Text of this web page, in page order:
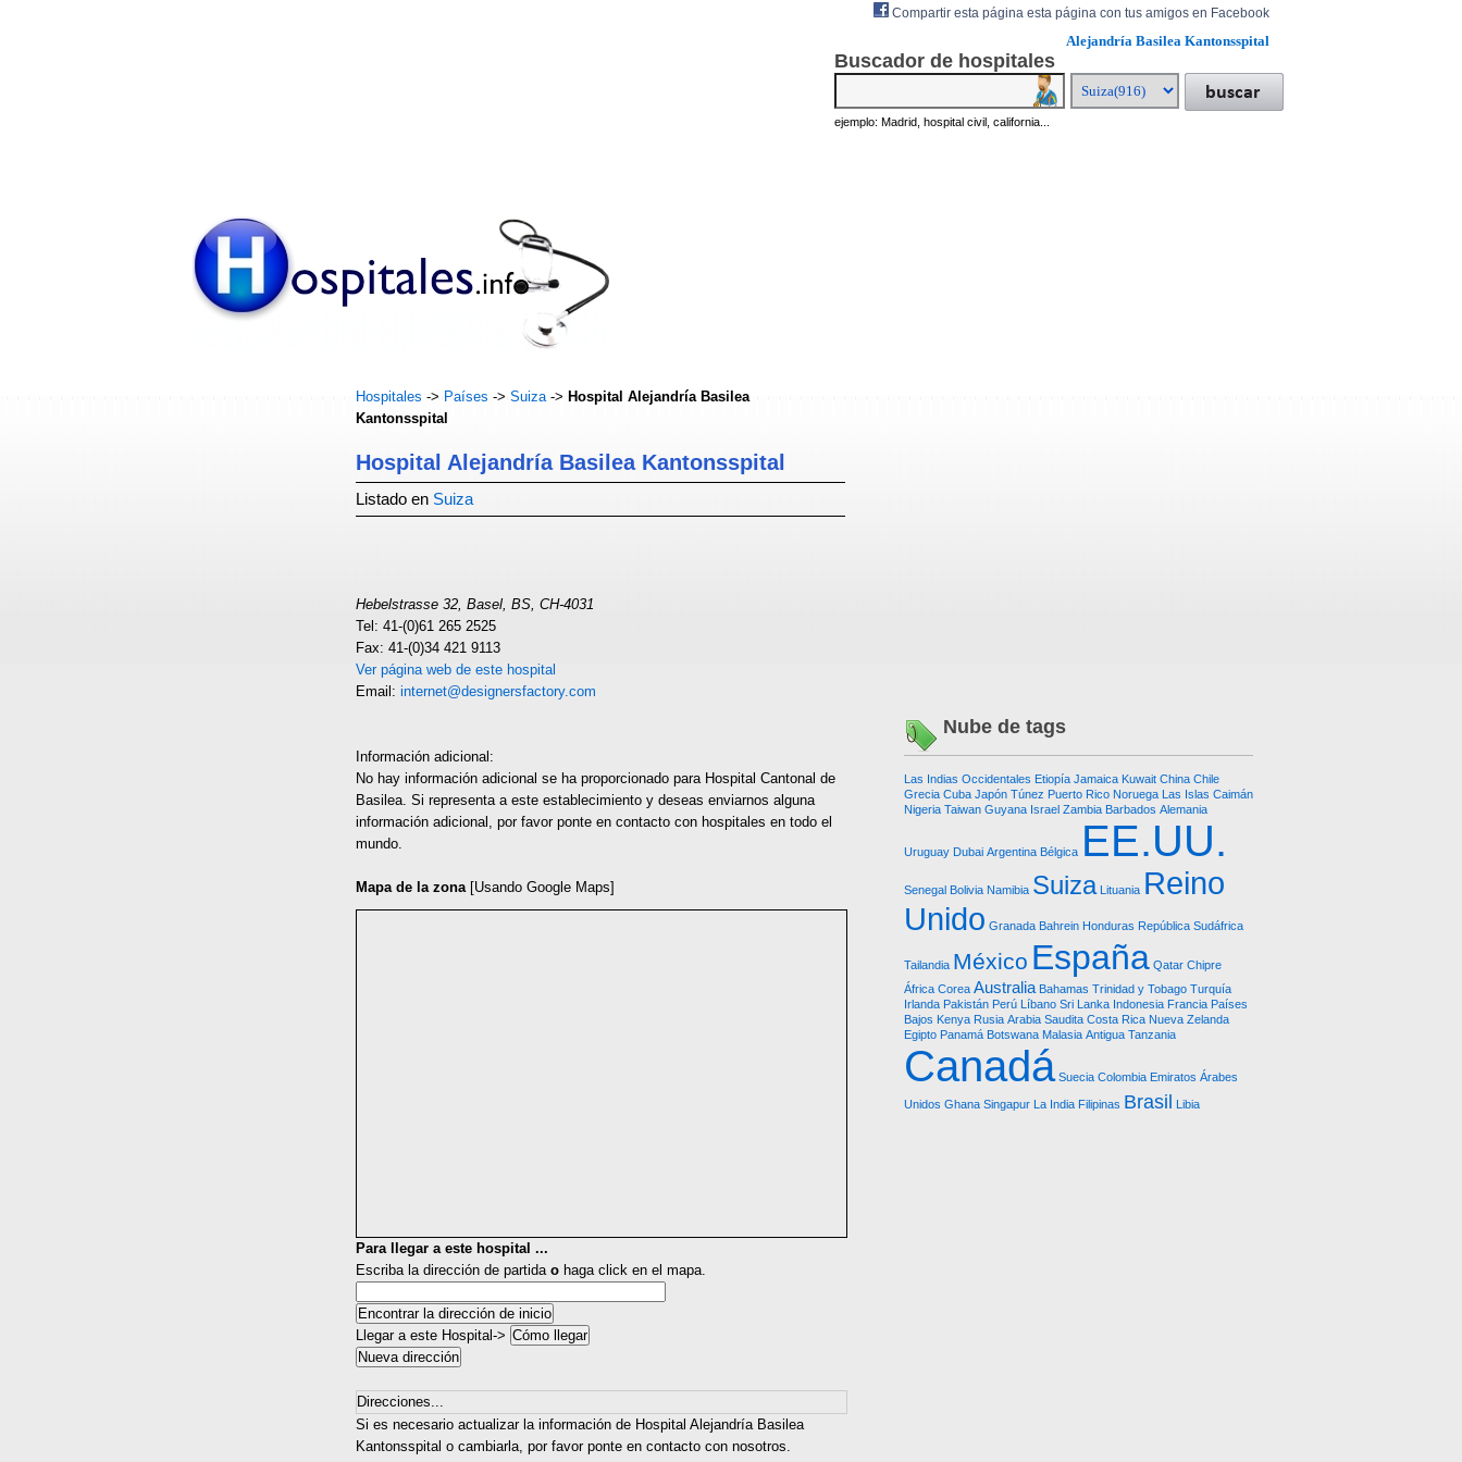
Alejandría Basilea Kantonsspital
Buscador de hospitales
ejemplo: Madrid, hospital civil, california...
Hospitales -> Países -> Suiza-> Hospital Alejandría Basilea
Kantonsspital
Hospital Alejandría Basilea Kantonsspital
Listado en Suiza
Hebelstrasse 32, Basel, BS, CH-4031
Tel: 41-(0)61 265 2525
Fax: 41-(0)34 421 9113
Ver página web de este hospital
Email: internet@designersfactory.com
Información adicional:
No hay información adicional se ha proporcionado para Hospital Cantonal de
Basilea. Si representa a este establecimiento y deseas enviarnos alguna
información adicional, por favor ponte en contacto con hospitales en todo el
mundo.
Mapa de la zona[Usando Google Maps]
Para llegar a este hospital ...
Escriba la dirección de partida o haga click en el mapa.
Llegar a este Hospital->
Direcciones...
Si es necesario actualizar la información de Hospital Alejandría Basilea
Kantonsspital o cambiarla, por favor ponte en contacto con nosotros.
Nube de tags
Las Indias Occidentales Etiopía Jamaica Kuwait China Chile
Grecia Cuba Japón Túnez Puerto Rico Noruega Las Islas Caimán
Nigeria Taiwan Guyana Israel Zambia Barbados Alemania
Uruguay Dubai Argentina Bélgica EE.UU.
Senegal Bolivia Namibia Suiza Lituania Reino
Unido Granada Bahrein Honduras República Sudáfrica
Tailandia México España Qatar Chipre
África Corea Australia Bahamas Trinidad y Tobago Turquía
Irlanda Pakistán Perú Líbano Sri Lanka Indonesia Francia Países
Bajos Kenya Rusia Arabia Saudita Costa Rica Nueva Zelanda
Egipto Panamá Botswana Malasia Antigua Tanzania
Canadá Suecia Colombia Emiratos Árabes
Unidos Ghana Singapur La India Filipinas Brasil Libia
Compartir esta página esta página con tus amigos en Facebook